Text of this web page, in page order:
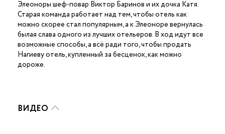
Элеоноры шеф-повар Виктор Баринов и их дочка Катя.
Старая команда работает над тем, чтобы отель как
можно скорее стал популярным, а к Элеоноре вернулась
былая слава одного из лучших отельеров. В ход идут все
возможные способы, а всё ради того, чтобы продать
Нагиеву отель, купленный за бесценок, как можно
дороже.
ВИДЕО